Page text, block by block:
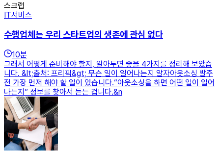
스크랩
IT서비스
수행업체는 우리 스타트업의 생존에 관심 없다
10분
그래서 어떻게 준비해야 할지, 알아두면 좋을 4가지를 정리해 보았습
니다. &lt;출처: 프리픽&gt; 무슨 일이 일어나는지 알자아웃소싱 발주
전 가장 먼저 해야 할 일이 있습니다.“아웃소싱을 하면 어떤 일이 일어
나는지” 정보를 찾아서 듣는 겁니다.&n